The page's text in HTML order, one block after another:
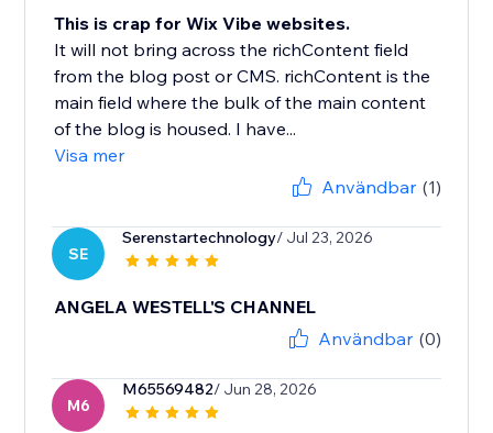
This is crap for Wix Vibe websites.
It will not bring across the richContent field
from the blog post or CMS. richContent is the
main field where the bulk of the main content
of the blog is housed. I have...
Visa mer
Användbar (1)
SE
Serenstartechnology/ Jul 23, 2026
ANGELA WESTELL'S CHANNEL
Användbar (0)
M6
M65569482/ Jun 28, 2026